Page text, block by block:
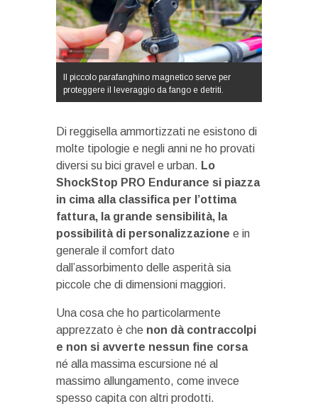
Il piccolo parafanghino magnetico serve per
proteggere il leveraggio da fango e detriti.
Di reggisella ammortizzati ne esistono di
molte tipologie e negli anni ne ho provati
diversi su bici gravel e urban. Lo
ShockStop PRO Endurance si piazza
in cima alla classifica per l’ottima
fattura, la grande sensibilità, la
possibilità di personalizzazione e in
generale il comfort dato
dall’assorbimento delle asperità sia
piccole che di dimensioni maggiori.
Una cosa che ho particolarmente
apprezzato è che non dà contraccolpi
e non si avverte nessun fine corsa
né alla massima escursione né al
massimo allungamento, come invece
spesso capita con altri prodotti.